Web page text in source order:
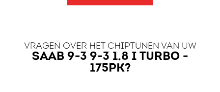
VRAGEN OVER HET CHIPTUNEN VAN UW
SAAB 9-3 9-3 1.8 I TURBO -
175PK?